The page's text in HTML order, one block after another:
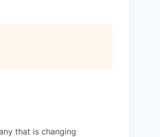
that is changing